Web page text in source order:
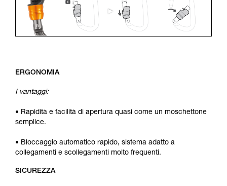
ERGONOMIA
I vantaggi:
• Rapidità e facilità di apertura quasi come un moschettone
semplice.
• Bloccaggio automatico rapido, sistema adatto a
collegamenti e scollegamenti molto frequenti.
SICUREZZA